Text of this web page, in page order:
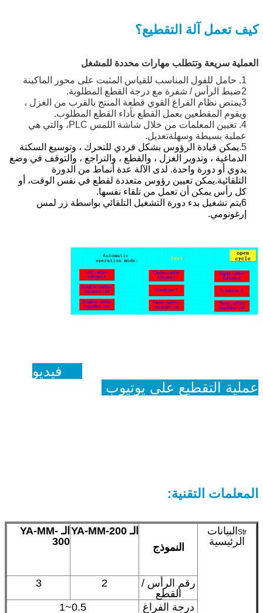
كيف تعمل آلة التقطيع؟
العملية سريعة وتتطلب مهارات محددة للمشغل
1. حامل للفول المناسب للقياس المثبت على محور الماكينة
2ضبط الرأس / شفرة مع درجة القطع المطلوبة.
3يمتص نظام الفراغ القوي قطعة المنتج بالقرب من الغزل ،
ويقوم المقطعين بعمل القطع بأداء القطع المطلوب.
4. تعيين المعلمات من خلال شاشة اللمس PLC، والتي هي
عملية بسيطة وسهلةتعديل.
5. يمكن قيادة الرؤوس بشكل فردي للتحرك ، وتوسيع السكتة
الدماغية ، وتدوير الغزل ، والقطع ، والتراجع ، والتوقف في وضع
يدوي أو دورة واحدة. لدى الآلة عدة أنماط من الدورة
التلقائية.يمكن تعيين رؤوس متعددة لقطع في نفس الوقت، أو
كل رأس يمكن أن تعمل من تلقاء نفسها.
6يتم تشغيل بدء دورة التشغيل التلقائي بواسطة زر لمس
إرغونومي.
فيديو
عملية التقطيع على يوتيوب
المعلمات التقنية:
Str البيانات
الرئيسية
النموذج
الـ YA-MM-200
الـ YA-MM-
300
رقم الرأس /
القطع
2
3
درجة الفراغ
0.5~1